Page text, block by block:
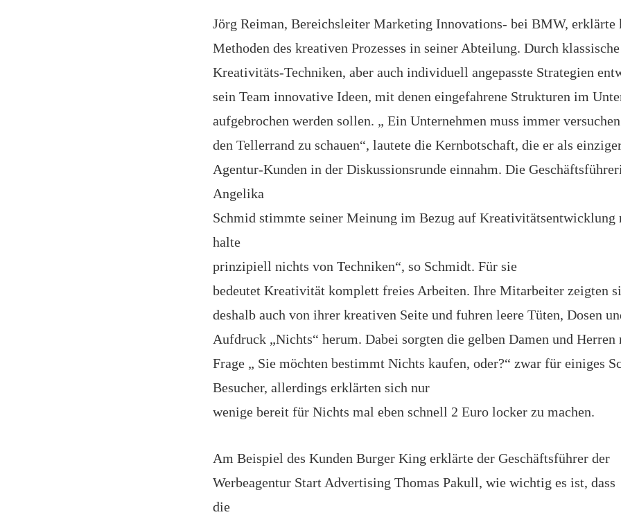
Jörg Reiman, Bereichsleiter Marketing Innovations- bei BMW, erklärte
Methoden des kreativen Prozesses in seiner Abteilung. Durch klassische
Kreativitäts-Techniken, aber auch individuell angepasste Strategien
sein Team innovative Ideen, mit denen eingefahrene Strukturen im
aufgebrochen werden sollen. „ Ein Unternehmen muss immer
den Tellerrand zu schauen“, lautete die Kernbotschaft, die er als
Agentur-Kunden in der Diskussionsrunde einnahm. Die
Angelika
Schmid stimmte seiner Meinung im Bezug auf Kreativitätsentwicklung
halte
prinzipiell nichts von Techniken“, so Schmidt. Für sie
bedeutet Kreativität komplett freies Arbeiten. Ihre Mitarbeiter zeigten
deshalb auch von ihrer kreativen Seite und fuhren leere Tüten, Dosen
Aufdruck „Nichts“ herum. Dabei sorgten die gelben Damen und Herren
Frage „ Sie möchten bestimmt Nichts kaufen, oder?“ zwar für einiges
Besucher, allerdings erklärten sich nur
wenige bereit für Nichts mal eben schnell 2 Euro locker zu machen.
Am Beispiel des Kunden Burger King erklärte der Geschäftsführer der
Werbeagentur Start Advertising Thomas Pakull, wie wichtig es ist, dass
die